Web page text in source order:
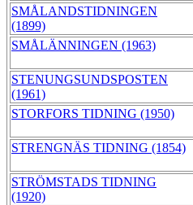
SMÅLANDSTIDNINGEN
(1899)
SMÅLÄNNINGEN (1963)
STENUNGSUNDSPOSTEN
(1961)
STORFORS TIDNING (1950)
STRENGNÄS TIDNING (1854)
STRÖMSTADS TIDNING
(1920)